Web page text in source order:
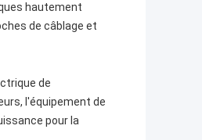
hautement
de câblage et
de
l'équipement de
pour la